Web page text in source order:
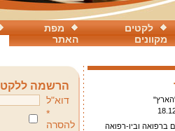
מפת
האתר
לקטים
מקוונים
ברפואה וביו-רפואה
הרשמה ללקט
דוא"ל
*
להסרה